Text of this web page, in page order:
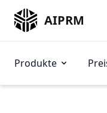
AIPRM
Produkte